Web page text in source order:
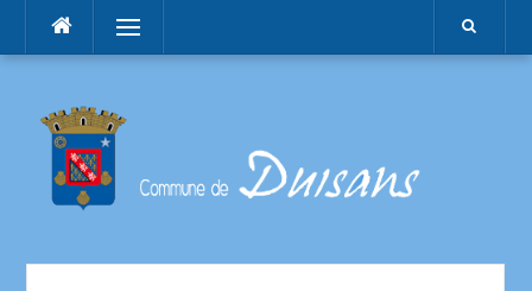
Menu